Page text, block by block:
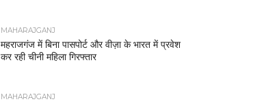
MAHARAJGANJ
महराजगंज में बिना पासपोर्ट और वीज़ा के भारत में प्रवेश
कर रही चीनी महिला गिरफ्तार
MAHARAJGANJ